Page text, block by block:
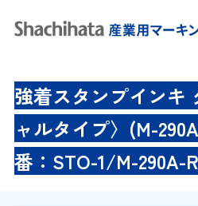
強着スタンプインキ
ャルタイプ〉(M-
番：STO-1/M-290A-R